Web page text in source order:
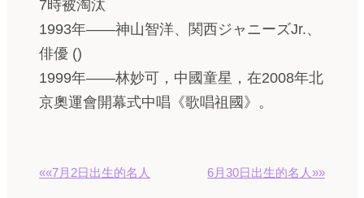
7時被淘汰
1993年——神山智洋、関西ジャニーズJr.、
俳優 ()
1999年——林妙可，中國童星，在2008年北
京奧運會開幕式中唱《歌唱祖國》。
««7月2日出生的名人 6月30日出生的名人»»